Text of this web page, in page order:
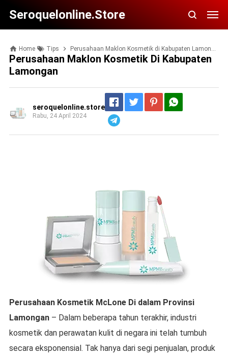
Seroquelonline.store
Home Tips Perusahaan Maklon Kosmetik di Kabupaten Lamongan
Perusahaan Maklon Kosmetik Di Kabupaten
Lamongan
seroquelonline.store
Rabu, 24 April 2024
Perusahaan Kosmetik McLone Di dalam Provinsi
Lamongan– Dalam beberapa tahun terakhir, industri
kosmetik dan perawatan kulit di negara ini telah tumbuh
secara eksponensial. Tak hanya dari segi penjualan, produk